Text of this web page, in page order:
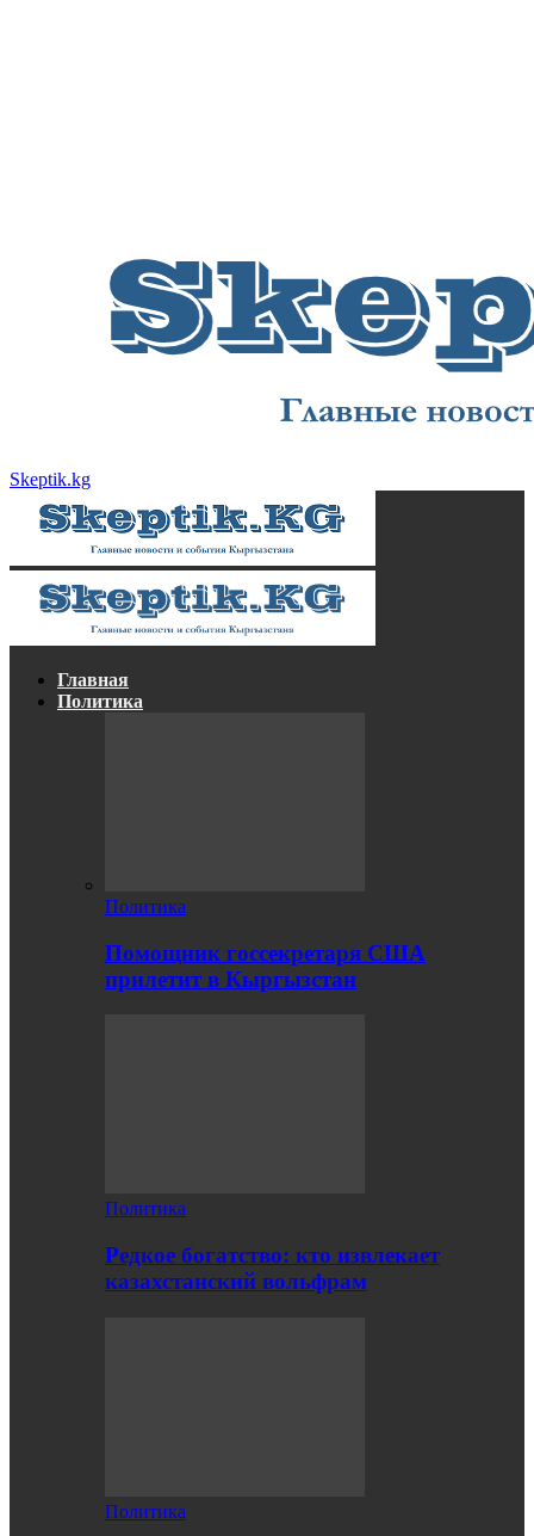
Skeptik.kg
Главная
Политика
Политика
Помощник госсекретаря США
прилетит в Кыргызстан
Политика
Редкое богатство: кто извлекает
казахстанский вольфрам
Политика